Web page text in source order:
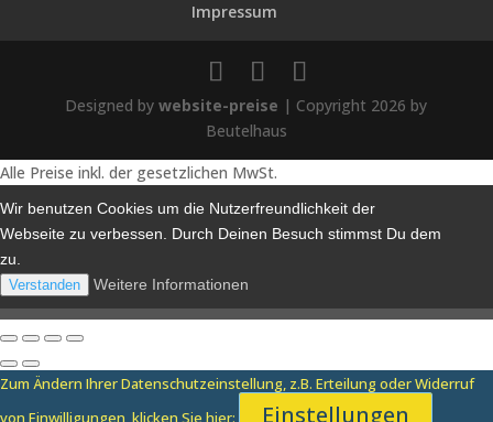
Impressum
Designed bywebsite-preise | Copyright 2026 by
Beutelhaus
Alle Preise inkl. der gesetzlichen MwSt.
Wir benutzen Cookies um die Nutzerfreundlichkeit der
Webseite zu verbessen. Durch Deinen Besuch stimmst Du dem
zu.
Verstanden Weitere Informationen
Zum Ändern Ihrer Datenschutzeinstellung, z.B. Erteilung oder Widerruf
von Einwilligungen, klicken Sie hier:
Einstellungen